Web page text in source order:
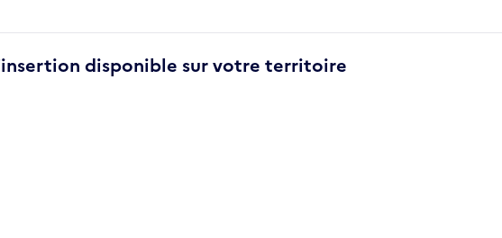
disponible sur votre territoire